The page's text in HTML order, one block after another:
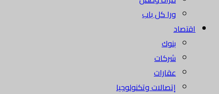
ورا كل باب
اقتصاد
بنوك
شركات
عقارات
إتصالات وتكنولوجيا